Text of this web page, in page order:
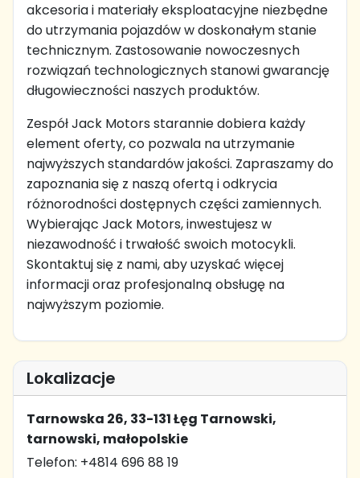
akcesoria i materiały eksploatacyjne niezbędne
do utrzymania pojazdów w doskonałym stanie
technicznym. Zastosowanie nowoczesnych
rozwiązań technologicznych stanowi gwarancję
długowieczności naszych produktów.
Zespół Jack Motors starannie dobiera każdy
element oferty, co pozwala na utrzymanie
najwyższych standardów jakości. Zapraszamy do
zapoznania się z naszą ofertą i odkrycia
różnorodności dostępnych części zamiennych.
Wybierając Jack Motors, inwestujesz w
niezawodność i trwałość swoich motocykli.
Skontaktuj się z nami, aby uzyskać więcej
informacji oraz profesjonalną obsługę na
najwyższym poziomie.
Lokalizacje
Tarnowska 26, 33-131 Łęg Tarnowski,
tarnowski, małopolskie
Telefon: +4814 696 88 19